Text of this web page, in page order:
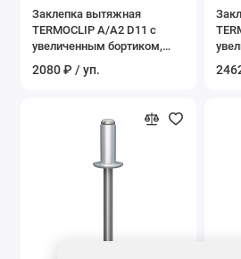
Показать все
Заклепка вытяжная
TERMOCLIP А/А2 D11 с
увеличенным бортиком,
2080 ₽ / уп.